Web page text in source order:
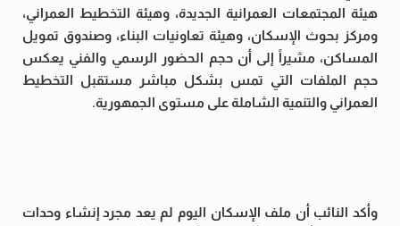
هيئة المجتمعات العمرانية الجديدة، وهيئة التخطيط العمراني،
ومركز بحوث الإسكان، وهيئة تعاونيات البناء، وصندوق تمويل
المساكن، مشيراً إلى أن حجم الحضور الرسمي والفني يعكس
حجم الملفات التي تمس بشكل مباشر مستقبل التخطيط
العمراني والتنمية الشاملة على مستوى الجمهورية.
وأكد النائب أن ملف الإسكان اليوم لم يعد مجرد إنشاء وحدات